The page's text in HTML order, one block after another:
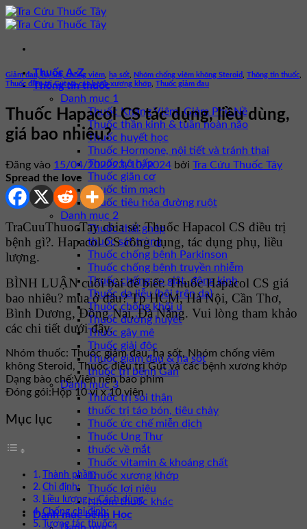
Bỏ
qua
dung
Thuốc A-Z
Thông tin thuốc
Danh mục 1
Thuốc Kháng Viêm, Giảm Phù Nề
Thuốc thần kinh & tuần hoàn não
Thuốc huyết học
Thuốc Hormone, nội tiết và tránh thai
Thuốc hô hấp
Thuốc giãn cơ
Thuốc tim mạch
Thuốc tiêu hóa đường ruột
Danh mục 2
Thuốc thải ghép
thuốc sát trùng
Thuốc chống bệnh Parkinson
Thuốc chống bệnh truyền nhiễm
Thuốc chống co giật, động kinh
Thuốc da liễu (bôi trên da)
Thuốc chống khối u
Thuốc đường huyết
Thuốc gây mê
Thuốc giải độc
Thuốc giảm đau & hạ sốt
thuốc trị bệnh Gan
Danh mục 3
Thuốc trị sỏi thận
thuốc trị táo bón, tiêu chảy
Thuốc ức chế miễn dịch
Thuốc Ung Thư
thuốc về mắt
Thuốc vitamin & khoáng chất
Thuốc xương khớp
Thuốc lợi niệu
Nhóm thuốc khác
Danh mục bệnh Học
Giảm đau, hạ sốt, chống viêm hạ sốt Nhóm chống viêm không Steroid Thông tin thuốc
Thuốc điều trị Gút và các bệnh xương khớp Thuốc giảm đau
Thuốc Hapacol CS tác dụng, liều dùng,
giá bao nhiêu?
Đăng vào 15/04/202223/10/2024 bởi Tra Cứu Thuốc Tây
Spread the love
TraCuuThuocTay chia sẻ: Thuốc Hapacol CS điều trị
bệnh gì?. Hapacol CS công dụng, tác dụng phụ, liều
lượng.
BÌNH LUẬN cuối bài để biết: Thuốc Hapacol CS giá
bao nhiêu? mua ở đâu? Tp HCM, Hà Nội, Cần Thơ,
Bình Dương, Đồng Nai, Đà Nẵng. Vui lòng tham khảo
các chi tiết dưới đây.
Nhóm thuốc: Thuốc giảm đau, hạ sốt, Nhóm chống viêm
không Steroid, Thuốc điều trị Gút và các bệnh xương khớp
Dạng bào chế:Viên nén bao phim
Đóng gói: Hộp 10 vỉ x 10 viên
Mục lục
Thành phần:
Chỉ định:
Liều lượng – Cách dùng
Chống chỉ định:
Tương tác thuốc: